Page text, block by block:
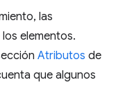
las
elementos.
Atributos de
que algunos